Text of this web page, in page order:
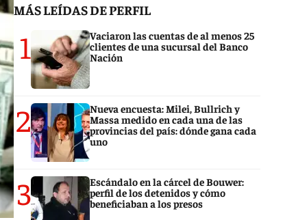
MÁS LEÍDAS DE PERFIL
1
Vaciaron las cuentas de al menos 25
clientes de una sucursal del Banco
Nación
2
Nueva encuesta: Milei, Bullrich y
Massa medido en cada una de las
provincias del país: dónde gana cada
uno
3
Escándalo en la cárcel de Bouwer:
perfil de los detenidos y cómo
beneficiaban a los presos